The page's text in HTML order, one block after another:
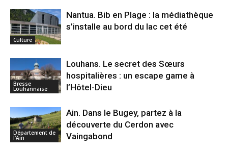
Culture
Nantua. Bib en Plage : la médiathèque
s’installe au bord du lac cet été
Bresse
Louhannaise
Louhans. Le secret des Sœurs
hospitalières : un escape game à
l’Hôtel-Dieu
Département de
l'Ain
Ain. Dans le Bugey, partez à la
découverte du Cerdon avec
Vaingabond